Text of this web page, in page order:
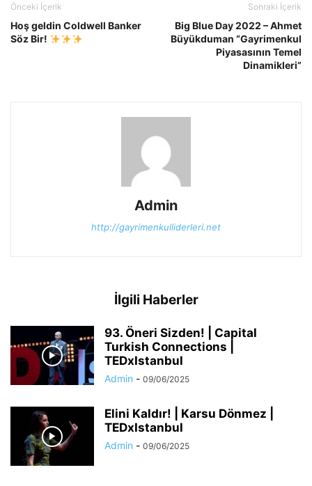
Önceki İçerik
Hoş geldin Coldwell Banker
Söz Bir!
Sonraki İçerik
Big Blue Day 2022 – Ahmet
Büyükduman “Gayrimenkul
Piyasasının Temel
Dinamikleri”
Admin
http://gayrimenkulliderleri.net
İlgili Haberler
93. Öneri Sizden! | Capital
Turkish Connections |
TEDxIstanbul
Admin - 09/06/2025
Elini Kaldır! | Karsu Dönmez |
TEDxIstanbul
Admin - 09/06/2025